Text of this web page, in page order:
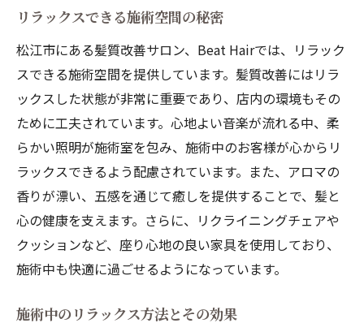
リラックスできる施術空間の秘密
松江市にある髪質改善サロン、Beat Hairでは、リラック
スできる施術空間を提供しています。髪質改善にはリラ
ックスした状態が非常に重要であり、店内の環境もその
ために工夫されています。心地よい音楽が流れる中、柔
らかい照明が施術室を包み、施術中のお客様が心からリ
ラックスできるよう配慮されています。また、アロマの
香りが漂い、五感を通じて癒しを提供することで、髪と
心の健康を支えます。さらに、リクライニングチェアや
クッションなど、座り心地の良い家具を使用しており、
施術中も快適に過ごせるようになっています。
施術中のリラックス方法とその効果